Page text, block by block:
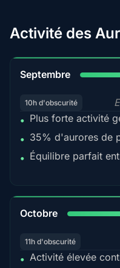
Activité des
Septembre
10h d'obscurité
• Plus forte activité
• 35% d'aurores de
• Équilibre parfait
Octobre
11h d'obscurité
• Activité élevée